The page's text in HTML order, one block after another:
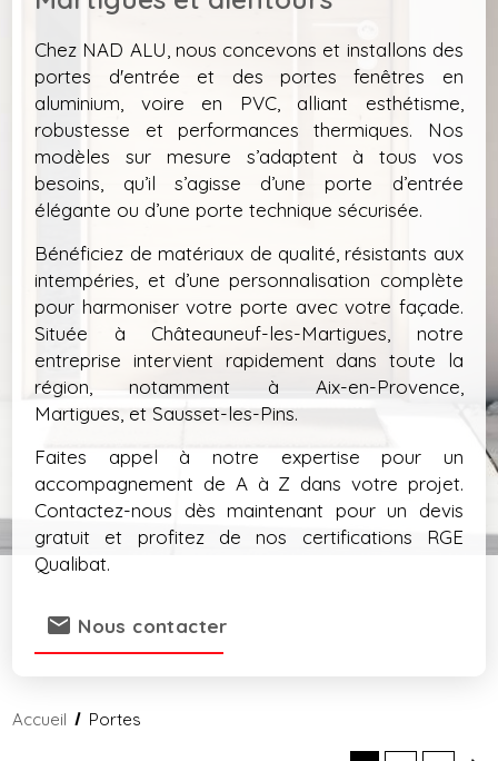
Chez NAD ALU, nous concevons et installons des
portes d'entrée et des portes fenêtres en
aluminium, voire en PVC, alliant esthétisme,
robustesse et performances thermiques. Nos
modèles sur mesure s’adaptent à tous vos
besoins, qu’il s’agisse d’une porte d’entrée
élégante ou d’une porte technique sécurisée.
Bénéficiez de matériaux de qualité, résistants aux
intempéries, et d’une personnalisation complète
pour harmoniser votre porte avec votre façade.
Située à Châteauneuf-les-Martigues, notre
entreprise intervient rapidement dans toute la
région, notamment à Aix-en-Provence,
Martigues, et Sausset-les-Pins.
Faites appel à notre expertise pour un
accompagnement de A à Z dans votre projet.
Contactez-nous dès maintenant pour un devis
gratuit et profitez de nos certifications RGE
Qualibat.
mail Nous contacter
Accueil Portes